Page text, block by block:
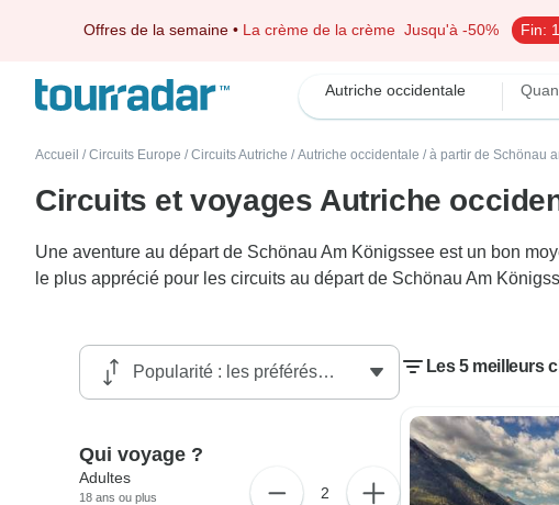
Offres de la semaine • La crème de la crème Jusqu'à -50% Fin:
Autriche occidentale
Accueil / Circuits Europe / Circuits Autriche / Autriche occidentale / à partir de Schönau
Circuits et voyages Autriche
Une aventure au départ de Schönau Am Königssee est un bon
le plus apprécié pour les circuits au départ de Schönau Am
Les 5 meilleurs
Qui voyage ?
Adultes
18 ans ou plus 2